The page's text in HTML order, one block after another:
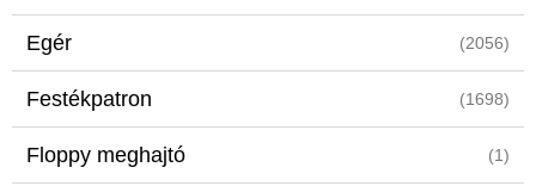
Egér (2056)
Festékpatron (1698)
Floppy meghajtó (1)